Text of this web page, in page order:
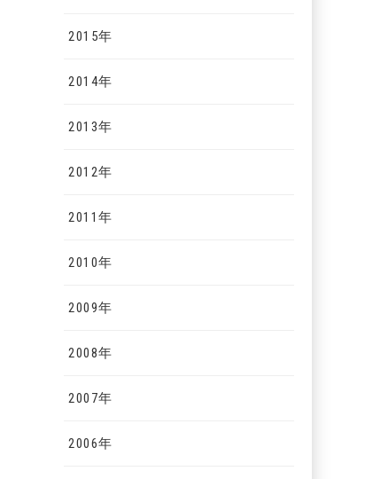
2015年
2014年
2013年
2012年
2011年
2010年
2009年
2008年
2007年
2006年